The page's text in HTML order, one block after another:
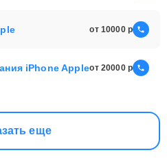
от 10000
iPhone Appleот 20000
еще